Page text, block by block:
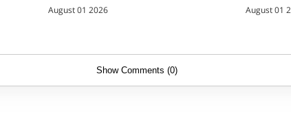
Martapura Tuntaskan
August 01 2026
Alumni
August 01
Show Comments (0)